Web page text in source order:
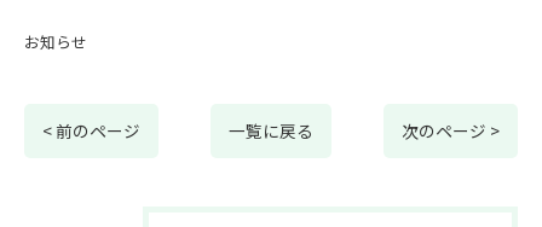
お知らせ
< 前のページ 一覧に戻る 次のページ >